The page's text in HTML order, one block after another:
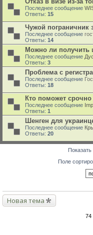
Последнее сообщение
Ответы: 15
Чужой пограничник
Последнее сообщение
Ответы: 14
Можно ли получить
Последнее сообщение
Ответы: 3
Проблема с
Последнее сообщение
Ответы: 18
Кто поможет
Последнее сообщение
Ответы: 1
Шенген для
Последнее сообщение
Ответы: 20
Поле
Новая тема
74